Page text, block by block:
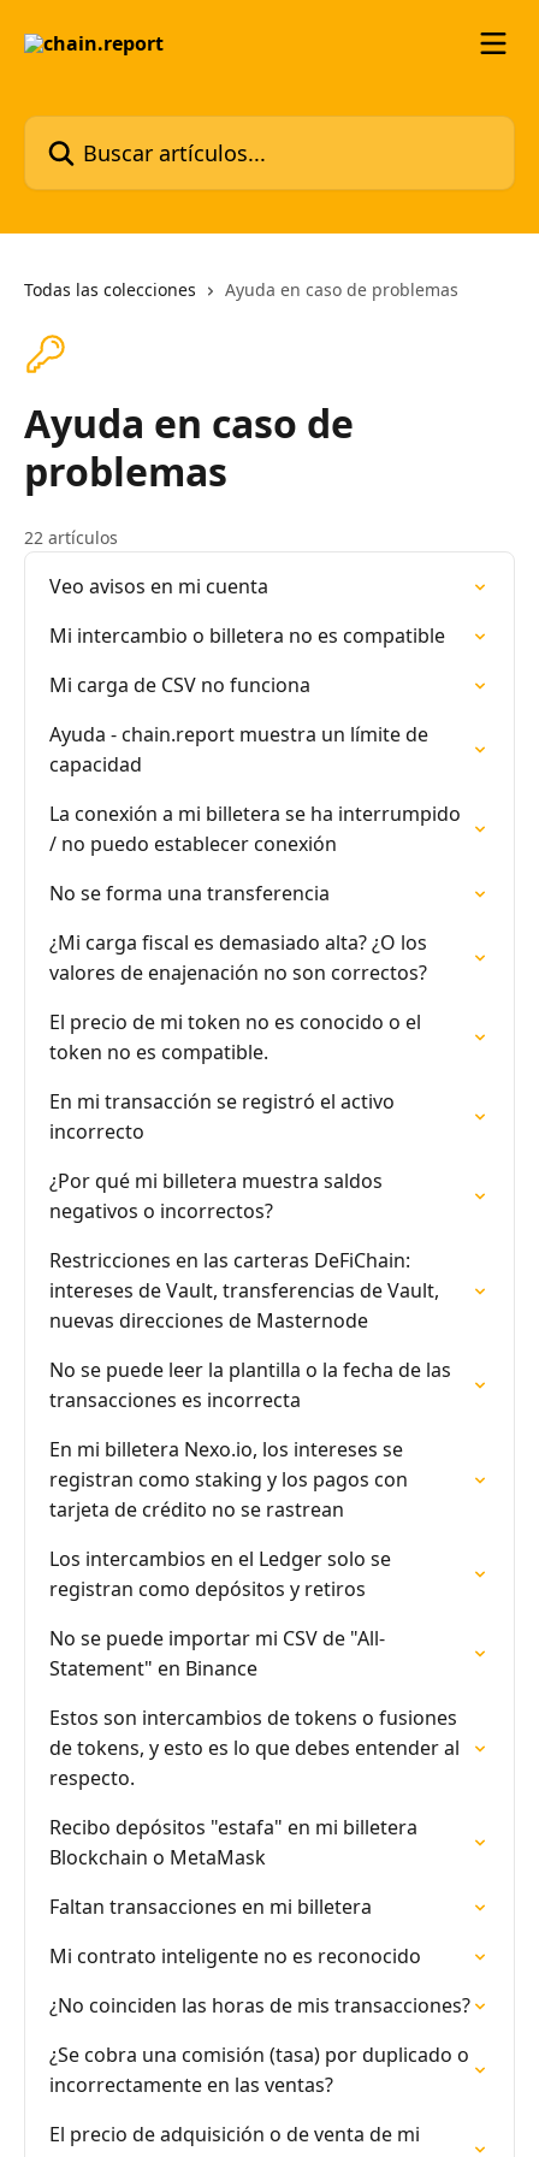
Buscar artículos...
Todas las colecciones Ayuda en caso de problemas
Ayuda en caso de
problemas
22 artículos
Veo avisos en mi cuenta
Mi intercambio o billetera no es compatible
Mi carga de CSV no funciona
Ayuda - chain.report muestra un límite de
capacidad
La conexión a mi billetera se ha interrumpido
/ no puedo establecer conexión
No se forma una transferencia
¿Mi carga fiscal es demasiado alta? ¿O los
valores de enajenación no son correctos?
El precio de mi token no es conocido o el
token no es compatible.
En mi transacción se registró el activo
incorrecto
¿Por qué mi billetera muestra saldos
negativos o incorrectos?
Restricciones en las carteras DeFiChain:
intereses de Vault, transferencias de Vault,
nuevas direcciones de Masternode
No se puede leer la plantilla o la fecha de las
transacciones es incorrecta
En mi billetera Nexo.io, los intereses se
registran como staking y los pagos con
tarjeta de crédito no se rastrean
Los intercambios en el Ledger solo se
registran como depósitos y retiros
No se puede importar mi CSV de "All-
Statement" en Binance
Estos son intercambios de tokens o fusiones
de tokens, y esto es lo que debes entender al
respecto.
Recibo depósitos "estafa" en mi billetera
Blockchain o MetaMask
Faltan transacciones en mi billetera
Mi contrato inteligente no es reconocido
¿No coinciden las horas de mis transacciones?
¿Se cobra una comisión (tasa) por duplicado o
incorrectamente en las ventas?
El precio de adquisición o de venta de mi